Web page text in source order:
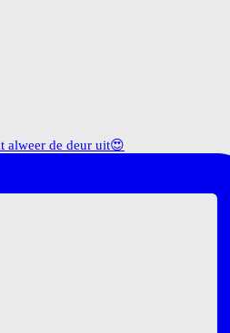
alweer de deur uit😍